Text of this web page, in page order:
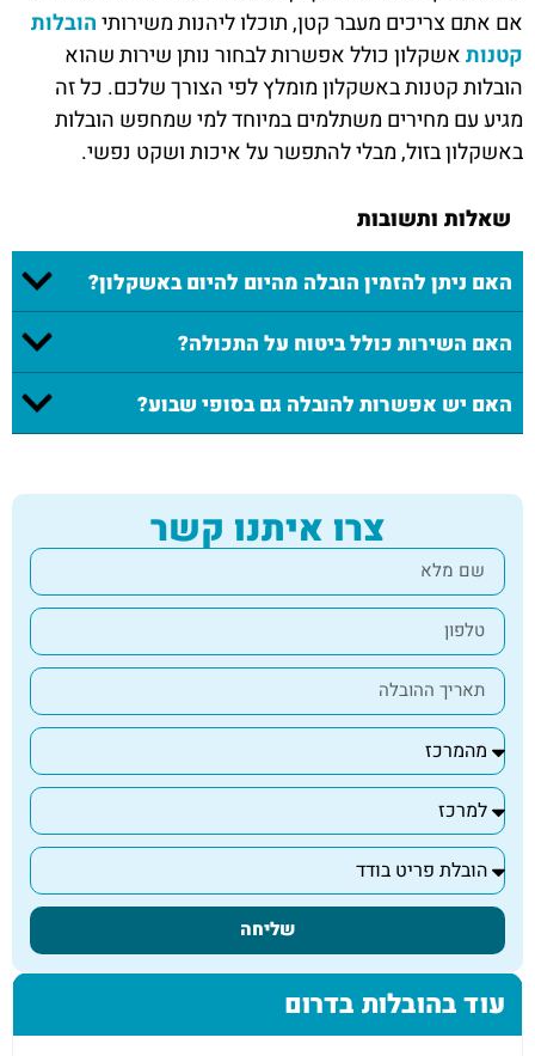
צרו איתנו קשר
שליחה
עוד בהובלות בדרום
אם אתם צריכים מעבר קטן, תוכלו ליהנות משירותיהובלות
קטנותאשקלון כולל אפשרות לבחור נותן שירות שהוא
הובלות קטנות באשקלון מומלץ לפי הצורך שלכם. כל זה
מגיע עם מחירים משתלמים במיוחד למי שמחפש הובלות
באשקלון בזול, מבלי להתפשר על איכות ושקט נפשי.
שאלות ותשובות
האם ניתן להזמין הובלה מהיום להיום באשקלון?
האם השירות כולל ביטוח על התכולה?
האם יש אפשרות להובלה גם בסופי שבוע?